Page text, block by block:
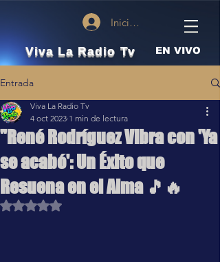
Iniciar sesión
Viva La Radio Tv EN VIVO
Entrada
"René Rodríguez Vibra con 'Ya
se acabó': Un Éxito que
Resuena en el Alma 🎵🔥
Viva La Radio Tv
4 oct 2023 1 min de lectura
Obtuvo NaN de 5 estrellas.